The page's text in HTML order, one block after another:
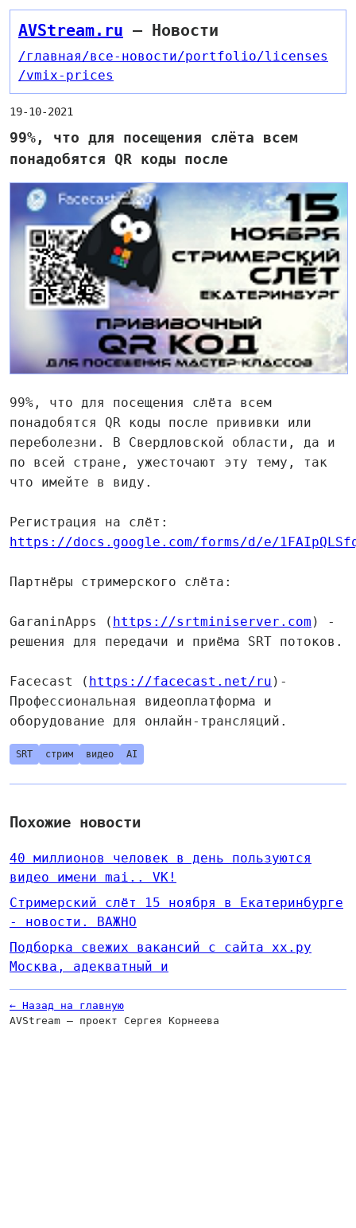
AVStream.ru — Новости
/главная/все-новости/portfolio/licenses
/vmix-prices
19-10-2021
99%, что для посещения слёта всем
понадобятся QR коды после
99%, что для посещения слёта всем
понадобятся QR коды после прививки или
переболезни. В Свердловской области, да и
по всей стране, ужесточают эту тему, так
что имейте в виду.
Регистрация на слёт:
https://docs.google.com/forms/d/e/
Партнёры стримерского слёта:
GaraninApps ( https://srtminiserver.com ) -
решения для передачи и приёма SRT потоков.
Facecast ( https://facecast.net/ru )-
Профессиональная видеоплатформа и
оборудование для онлайн-трансляций.
SRT стрим видео AI
Похожие новости
40 миллионов человек в день пользуются
видео имени mai.. VK!
Стримерский слёт 15 ноября в Екатеринбурге
- новости. ВАЖНО
Подборка свежих вакансий с сайта хх.ру
Москва, адекватный и
← Назад на главную
AVStream — проект Сергея Корнеева